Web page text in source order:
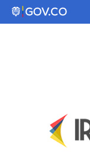
Saltar al contenido